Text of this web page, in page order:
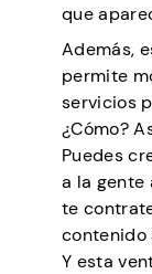
que
Además,
permite
servicios
¿Cómo?
Puedes
a la gente
te
contenido
Y esta